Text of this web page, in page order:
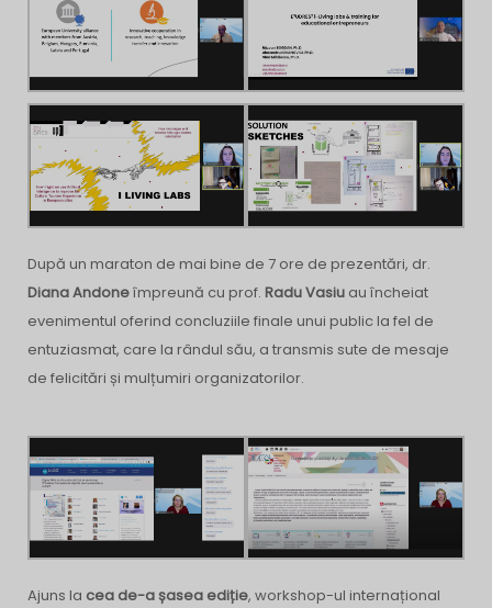
După un maraton de mai bine de 7 ore de prezentări, dr.
Diana Andoneîmpreună cu prof. Radu Vasiu au încheiat
evenimentul oferind concluziile finale unui public la fel de
entuziasmat, care la rândul său, a transmis sute de mesaje
de felicitări și mulțumiri organizatorilor.
Ajuns la cea de-a șasea ediție, workshop-ul internațional